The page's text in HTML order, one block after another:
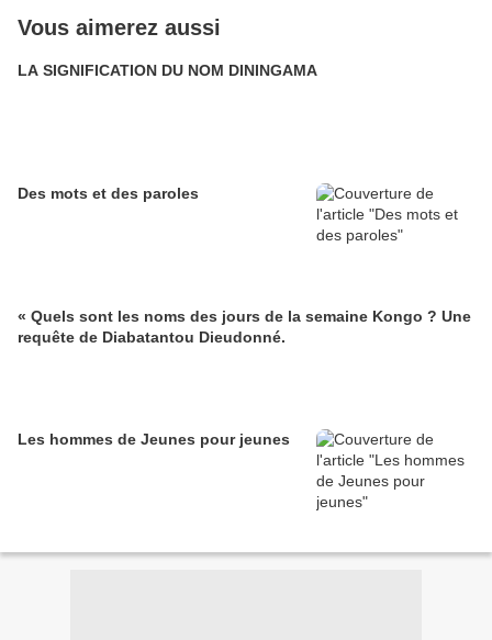
Vous aimerez aussi
LA SIGNIFICATION DU NOM DININGAMA
Des mots et des paroles
« Quels sont les noms des jours de la semaine Kongo ? Une
requête de Diabatantou Dieudonné.
Les hommes de Jeunes pour jeunes